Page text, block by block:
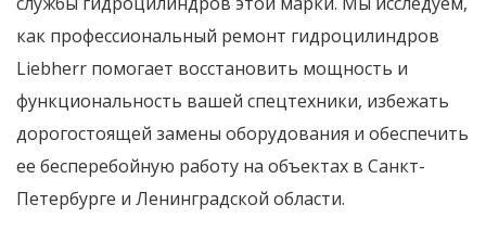
как профессиональный ремонт гидроцилиндров
Liebherr помогает восстановить мощность и
функциональность вашей спецтехники, избежать
дорогостоящей замены оборудования и обеспечить
ее бесперебойную работу на объектах в Санкт-
Петербурге и Ленинградской области.